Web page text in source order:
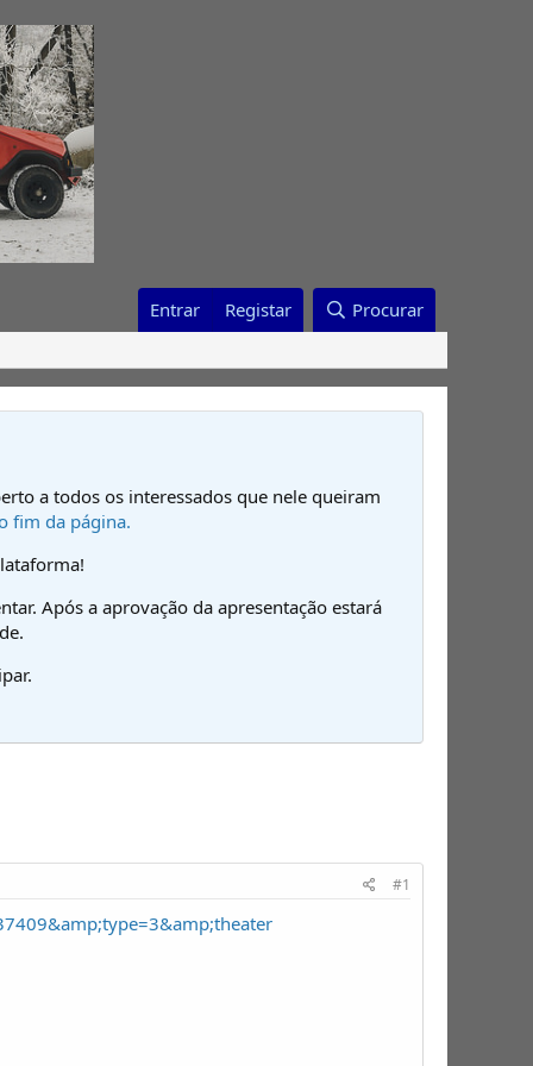
Entrar Registar Procurar
a todos os interessados que nele queiram
fim da página.
Após a aprovação da apresentação estará
#1